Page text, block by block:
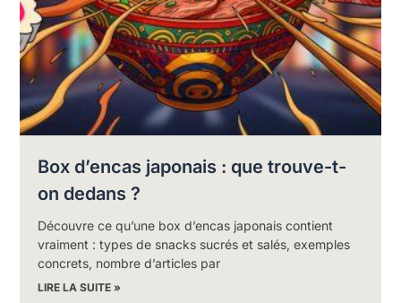
Box d’encas japonais : que trouve-t-
on dedans ?
Découvre ce qu’une box d’encas japonais contient
vraiment : types de snacks sucrés et salés, exemples
concrets, nombre d’articles par
LIRE LA SUITE »